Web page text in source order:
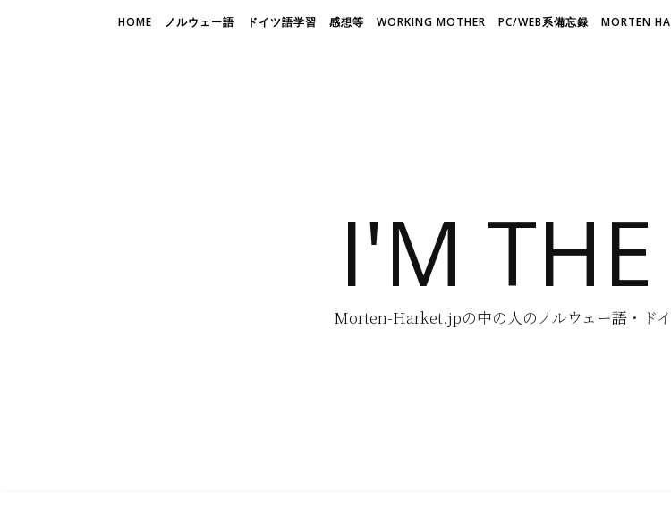
HOME ノルウェー語 ドイツ語学習 感想等 WORKING MOTHER PC/WEB系備忘録 MORTEN
I'M
Morten-Harket.jpの中の人のノルウェー語・ド